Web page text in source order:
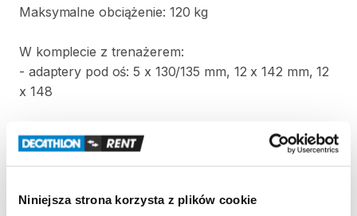
Niniejsza strona korzysta z plików cookie
Maksymalne obciążenie: 120 kg
W komplecie z trenażerem:
- adaptery pod oś: 5 x 130​/​135 mm​,​ 12 x 142 mm​,​ 12
x 148
Strona produktu w sklepie
Zasady wypożyczenia